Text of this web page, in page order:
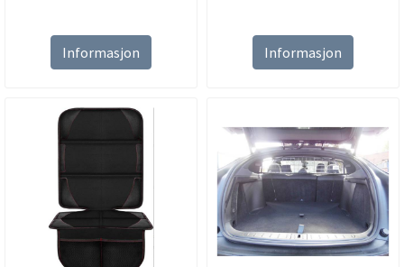
Informasjon Informasjon